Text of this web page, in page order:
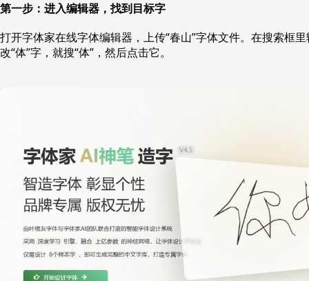
第一步：进入编辑器，找到目标字
打开字体家在线字体编辑器，上传“春山”字体文件。在搜索
改“体”字，就搜“体”，然后点击它。